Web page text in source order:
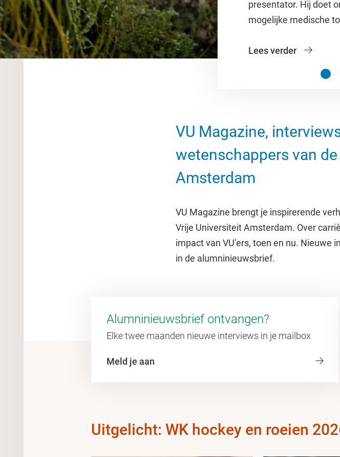
presentator. Hij doet
mogelijke medische
Lees verder
VU Magazine,
wetenschappers van
Amsterdam
VU Magazine brengt je inspirerende
Vrije Universiteit Amsterdam. Over
impact van VU’ers, toen en nu.
in de alumninieuwsbrief.
Alumninieuwsbrief ontvangen?
Elke twee maanden nieuwe interviews in je mailbox
Meld je aan
Uitgelicht: WK hockey en roeien